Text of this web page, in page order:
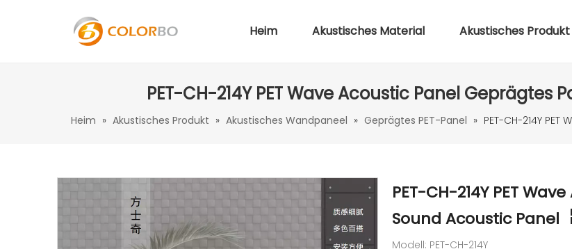
Heim Akustisches Material Akustisches Produkt
PET-CH-214Y PET Wave Acoustic Panel Geprägtes
Heim » Akustisches Produkt » Akustisches Wandpaneel » Geprägtes PET-Panel » PET-CH-214Y
PET-CH-214Y PET
Sound Acoustic Panel
Modell: PET-CH-214Y